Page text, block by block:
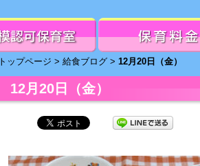
トップページ > 給食ブログ > 12月20日（金）
12月20日（金）